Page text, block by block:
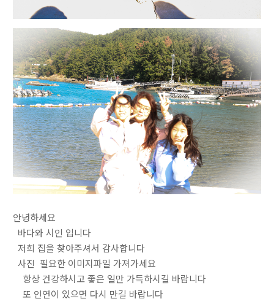
안녕하세요
바다와 시인 입니다
저희 집을 찾아주셔서 감사합니다
사진 필요한 이미지파일 가져가세요
항상 건강하시고 좋은 일만 가득하시길 바랍니다
또 인연이 있으면 다시 만길 바랍니다